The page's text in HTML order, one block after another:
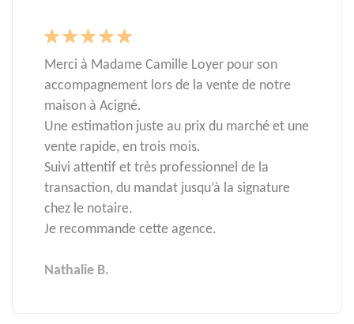
Merci à Madame Camille Loyer pour son
accompagnement lors de la vente de notre
maison à Acigné.
Une estimation juste au prix du marché et une
vente rapide, en trois mois.
Suivi attentif et très professionnel de la
transaction, du mandat jusqu’à la signature
chez le notaire.
Je recommande cette agence.
Nathalie B.